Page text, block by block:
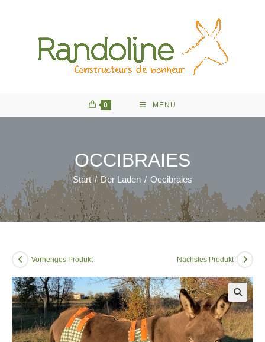
0 MENÜ
OCCIBRAIES
Start / Der Laden / Occibraies
Vorheriges Produkt Nächstes Produkt
🔍